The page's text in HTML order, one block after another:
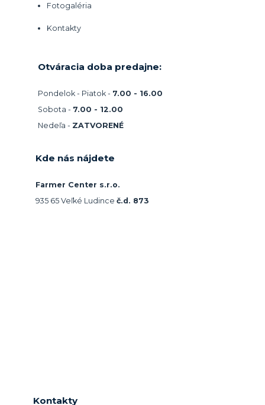
Fotogaléria
Kontakty
Otváracia doba predajne:
Pondelok - Piatok - 7.00 - 16.00
Sobota - 7.00 - 12.00
Nedeľa - ZATVORENÉ
Kde nás nájdete
Farmer Center s.r.o.
935 65 Veľké Ludince č.d. 873
Kontakty